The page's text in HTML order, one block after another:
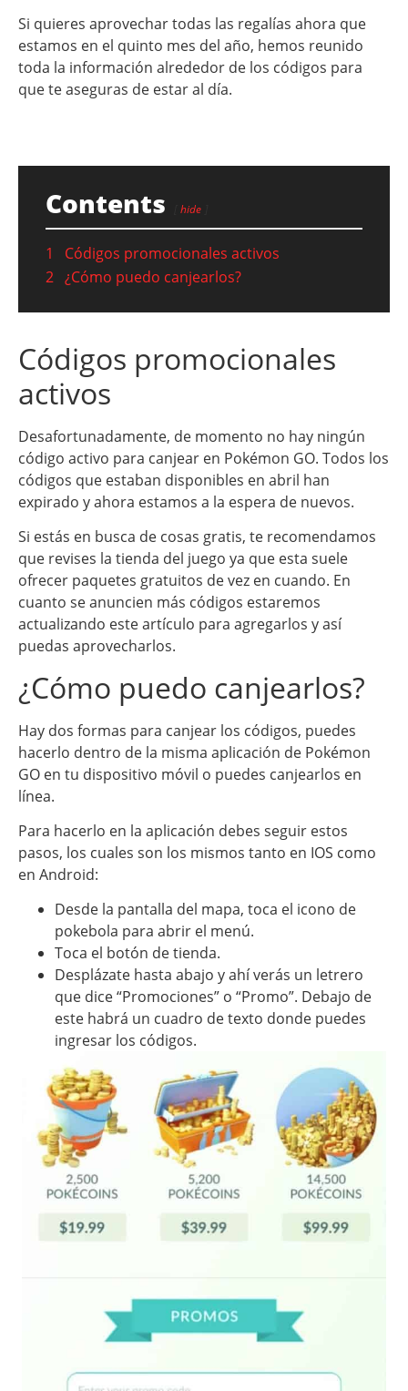
Si quieres aprovechar todas las regalías ahora que
estamos en el quinto mes del año, hemos reunido
toda la información alrededor de los códigos para
que te aseguras de estar al día.
Contents hide
1
Códigos promocionales activos
2 ¿Cómo puedo canjearlos?
Códigos promocionales
activos
Desafortunadamente, de momento no hay ningún
código activo para canjear en Pokémon GO. Todos los
códigos que estaban disponibles en abril han
expirado y ahora estamos a la espera de nuevos.
Si estás en busca de cosas gratis, te recomendamos
que revises la tienda del juego ya que esta suele
ofrecer paquetes gratuitos de vez en cuando. En
cuanto se anuncien más códigos estaremos
actualizando este artículo para agregarlos y así
puedas aprovecharlos.
¿Cómo puedo canjearlos?
Hay dos formas para canjear los códigos, puedes
hacerlo dentro de la misma aplicación de Pokémon
GO en tu dispositivo móvil o puedes canjearlos en
línea.
Para hacerlo en la aplicación debes seguir estos
pasos, los cuales son los mismos tanto en IOS como
en Android:
Desde la pantalla del mapa, toca el icono de
pokebola para abrir el menú.
Toca el botón de tienda.
Desplázate hasta abajo y ahí verás un letrero
que dice “Promociones” o “Promo”. Debajo de
este habrá un cuadro de texto donde puedes
ingresar los códigos.